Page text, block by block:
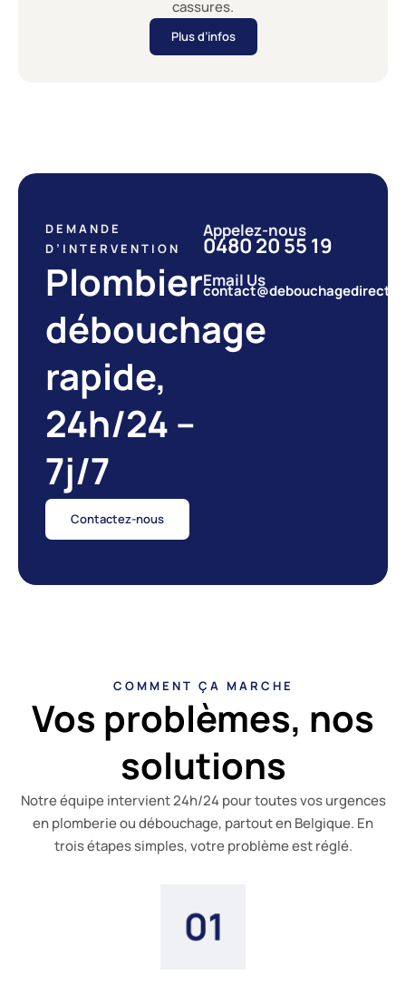
cassures.
Plus d’infos
DEMANDE
D’INTERVENTION
Plombier
débouchage
rapide,
24h/24 –
7j/7
Contactez-nous
Appelez-nous
0480 20 55 19
Email Us
COMMENT ÇA MARCHE
Vos problèmes, nos
solutions
Notre équipe intervient 24h/24 pour toutes vos urgences
en plomberie ou débouchage, partout en Belgique. En
trois étapes simples, votre problème est réglé.